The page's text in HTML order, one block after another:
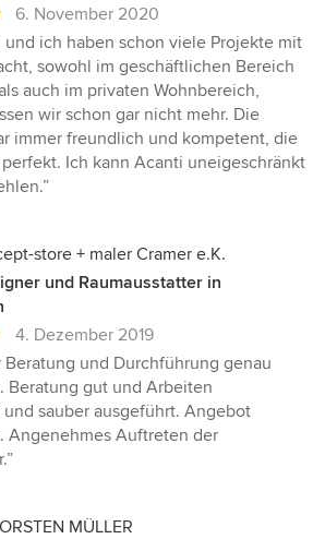
6. November 2020
und ich haben schon viele Projekte mit
sowohl im geschäftlichen Bereich
auch im privaten Wohnbereich,
wir schon gar nicht mehr. Die
immer freundlich und kompetent, die
Ich kann Acanti uneigeschränkt
store + maler Cramer e.K.
und Raumausstatter in
4. Dezember 2019
Beratung und Durchführung genau
Beratung gut und Arbeiten
sauber ausgeführt. Angebot
Angenehmes Auftreten der
MÜLLER